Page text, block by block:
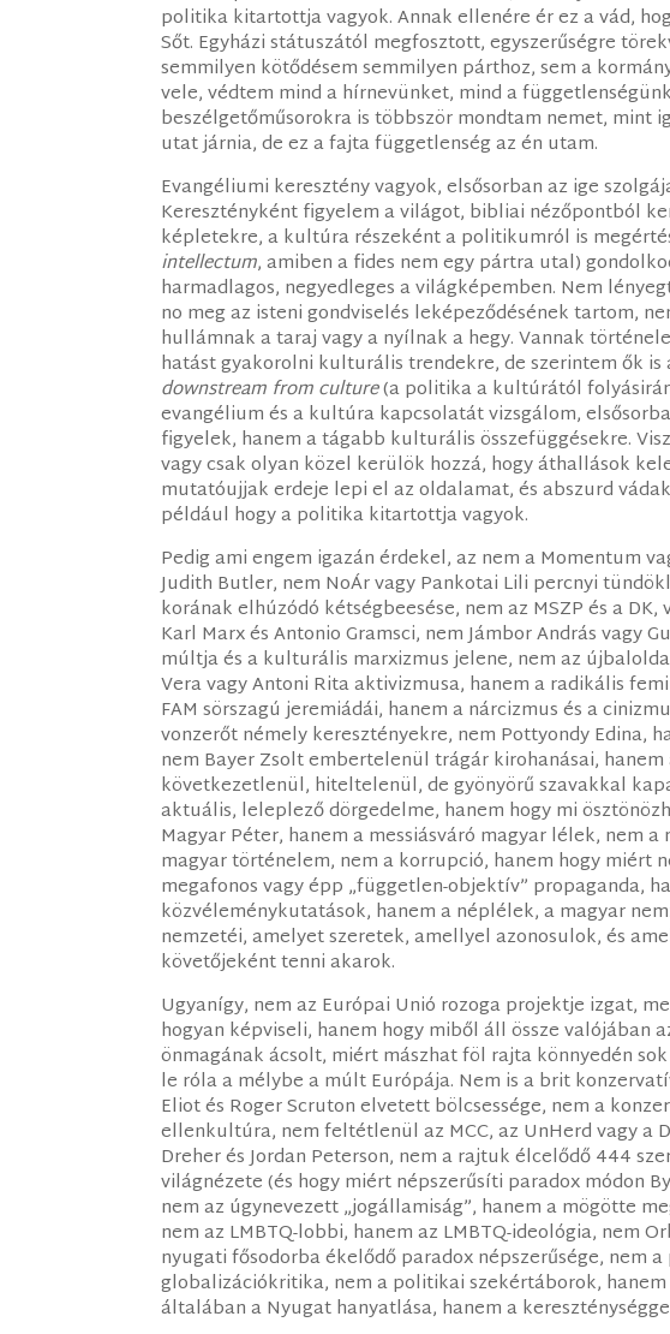
politika kitartottja vagyok. Annak ellenére ér ez a vád,
Sőt. Egyházi státuszától megfosztott, egyszerűségre
semmilyen kötődésem semmilyen párthoz, sem a
vele, védtem mind a hírnevünket, mind a
beszélgetőműsorokra is többször mondtam nemet, mint
utat járnia, de ez a fajta függetlenség az én utam.
Evangéliumi keresztény vagyok, elsősorban az ige
Keresztényként figyelem a világot, bibliai nézőpontból
képletekre, a kultúra részeként a politikumról is
intellectum, amiben a fides nem egy pártra utal)
harmadlagos, negyedleges a világképemben. Nem
no meg az isteni gondviselés leképeződésének tartom,
hullámnak a taraj vagy a nyílnak a hegy. Vannak
hatást gyakorolni kulturális trendekre, de szerintem ők
downstream from culture(a politika a kultúrától
evangélium és a kultúra kapcsolatát vizsgálom,
figyelek, hanem a tágabb kulturális összefüggésekre.
vagy csak olyan közel kerülök hozzá, hogy áthallások
mutatóujjak erdeje lepi el az oldalamat, és abszurd
például hogy a politika kitartottja vagyok.
Pedig ami engem igazán érdekel, az nem a Momentum
Judith Butler, nem NoÁr vagy Pankotai Lili percnyi
korának elhúzódó kétségbeesése, nem az MSZP és a
Karl Marx és Antonio Gramsci, nem Jámbor András vagy
múltja és a kulturális marxizmus jelene, nem az
Vera vagy Antoni Rita aktivizmusa, hanem a radikális
FAM sörszagú jeremiádái, hanem a nárcizmus és a
vonzerőt némely keresztényekre, nem Pottyondy Edina,
nem Bayer Zsolt embertelenül trágár kirohanásai,
következetlenül, hiteltelenül, de gyönyörű szavakkal
aktuális, leleplező dörgedelme, hanem hogy mi
Magyar Péter, hanem a messiásváró magyar lélek, nem
magyar történelem, nem a korrupció, hanem hogy miért
megafonos vagy épp „független-objektív” propaganda,
közvéleménykutatások, hanem a néplélek, a magyar
nemzetéi, amelyet szeretek, amellyel azonosulok, és
követőjeként tenni akarok.
Ugyanígy, nem az Európai Unió rozoga projektje izgat,
hogyan képviseli, hanem hogy miből áll össze valójában
önmagának ácsolt, miért mászhat föl rajta könnyedén
le róla a mélybe a múlt Európája. Nem is a brit
Eliot és Roger Scruton elvetett bölcsessége, nem a
ellenkultúra, nem feltétlenül az MCC, az UnHerd vagy a
Dreher és Jordan Peterson, nem a rajtuk élcelődő 444
világnézete (és hogy miért népszerűsíti paradox módon
nem az úgynevezett „jogállamiság”, hanem a mögötte
nem az LMBTQ-lobbi, hanem az LMBTQ-ideológia, nem
nyugati fősodorba ékelődő paradox népszerűsége, nem
globalizációkritika, nem a politikai szekértáborok, hanem
általában a Nyugat hanyatlása, hanem a